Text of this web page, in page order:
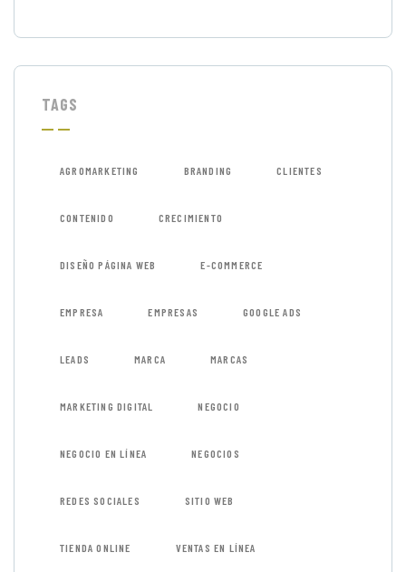
TAGS
AGROMARKETING BRANDING CLIENTES
CONTENIDO CRECIMIENTO
DISEÑO PÁGINA WEB E-COMMERCE
EMPRESA EMPRESAS GOOGLE ADS
LEADS MARCA MARCAS
MARKETING DIGITAL NEGOCIO
NEGOCIO EN LÍNEA NEGOCIOS
REDES SOCIALES SITIO WEB
TIENDA ONLINE VENTAS EN LÍNEA